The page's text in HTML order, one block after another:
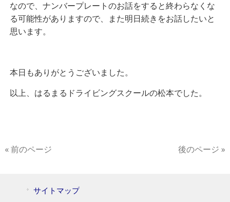
なので、ナンバープレートのお話をすると終わらなくな
る可能性がありますので、また明日続きをお話したいと
思います。
本日もありがとうございました。
以上、はるまるドライビングスクールの松本でした。
« 前のページ 後のページ »
サイトマップ